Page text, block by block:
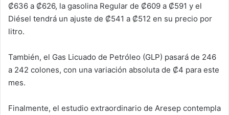
₡636 a ₡626, la gasolina Regular de ₡609 a ₡591 y el
Diésel tendrá un ajuste de ₡541 a ₡512 en su precio por
litro.
También, el Gas Licuado de Petróleo (GLP) pasará de 246
a 242 colones, con una variación absoluta de ₡4 para este
mes.
Finalmente, el estudio extraordinario de Aresep contempla